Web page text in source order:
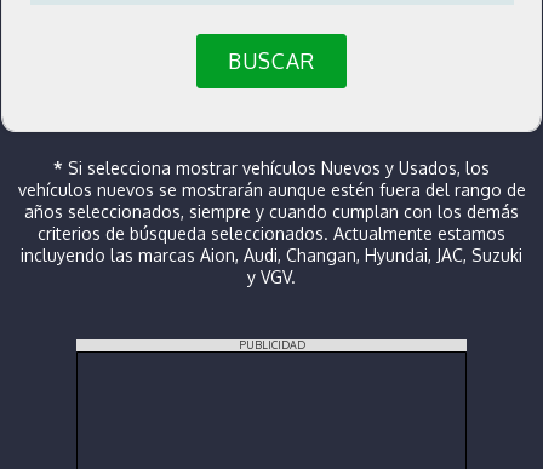
BUSCAR
* Si selecciona mostrar vehículos Nuevos y Usados, los
vehículos nuevos se mostrarán aunque estén fuera del rango de
años seleccionados, siempre y cuando cumplan con los demás
criterios de búsqueda seleccionados. Actualmente estamos
incluyendo las marcas Aion, Audi, Changan, Hyundai, JAC, Suzuki
y VGV.
PUBLICIDAD